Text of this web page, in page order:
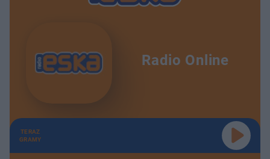
Radio Online
TERAZ
GRAMY